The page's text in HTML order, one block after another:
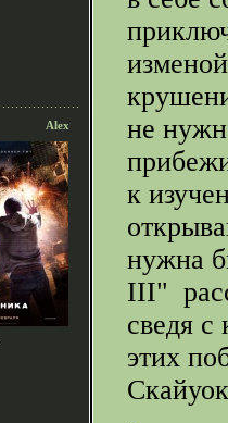
Alex
не
к
нужна
III"
сведя с
этих